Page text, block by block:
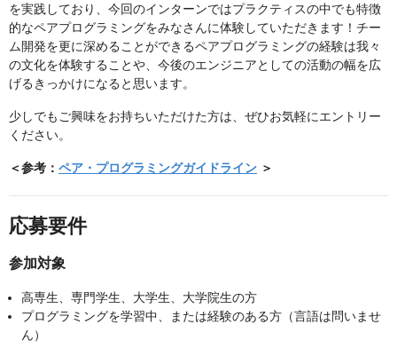
を実践しており、今回のインターンではプラクティスの中でも特徴
的なペアプログラミングをみなさんに体験していただきます！チー
ム開発を更に深めることができるペアプログラミングの経験は我々
の文化を体験することや、今後のエンジニアとしての活動の幅を広
げるきっかけになると思います。
少しでもご興味をお持ちいただけた方は、ぜひお気軽にエントリー
ください。
＜参考： ペア・プログラミングガイドライン ＞
応募要件
参加対象
高専生、専門学生、大学生、大学院生の方
プログラミングを学習中、または経験のある方（言語は問いませ
ん）